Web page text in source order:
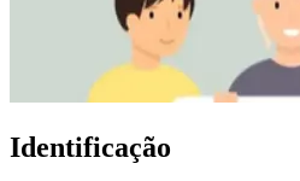
Identificação